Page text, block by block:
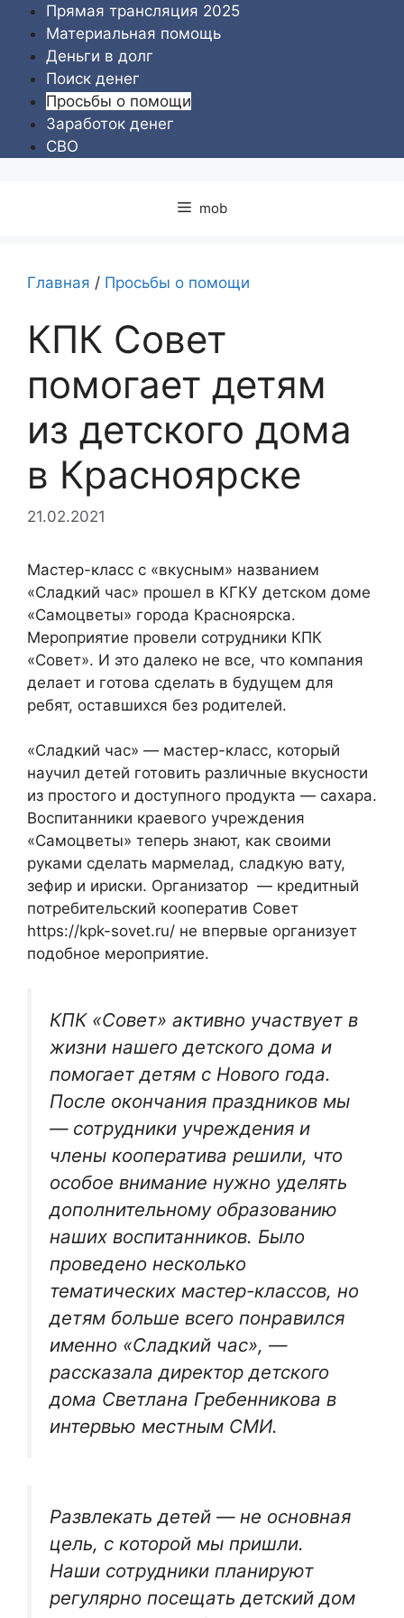
Перейти
содержимому
Прямая трансляция 2025
Материальная помощь
Деньги в долг
Поиск денег
Просьбы о помощи
Заработок денег
СВО
mob
Главная / Просьбы о помощи
КПК Совет
помогает детям
из детского дома
в Красноярске
21.02.2021
Мастер-класс с «вкусным» названием
«Сладкий час» прошел в КГКУ детском доме
«Самоцветы» города Красноярска.
Мероприятие провели сотрудники КПК
«Совет». И это далеко не все, что компания
делает и готова сделать в будущем для
ребят, оставшихся без родителей.
«Сладкий час» — мастер-класс, который
научил детей готовить различные вкусности
из простого и доступного продукта — сахара.
Воспитанники краевого учреждения
«Самоцветы» теперь знают, как своими
руками сделать мармелад, сладкую вату,
зефир и ириски. Организатор — кредитный
потребительский кооператив Совет
https://kpk-sovet.ru/ не впервые организует
подобное мероприятие.
КПК «Совет» активно участвует в
жизни нашего детского дома и
помогает детям с Нового года.
После окончания праздников мы
— сотрудники учреждения и
члены кооператива решили, что
особое внимание нужно уделять
дополнительному образованию
наших воспитанников. Было
проведено несколько
тематических мастер-классов, но
детям больше всего понравился
именно «Сладкий час», —
рассказала директор детского
дома Светлана Гребенникова в
интервью местным СМИ.
Развлекать детей — не основная
цель, с которой мы пришли.
Наши сотрудники планируют
регулярно посещать детский дом